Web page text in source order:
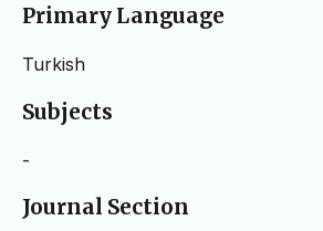
Primary Language
Turkish
Subjects
-
Journal Section